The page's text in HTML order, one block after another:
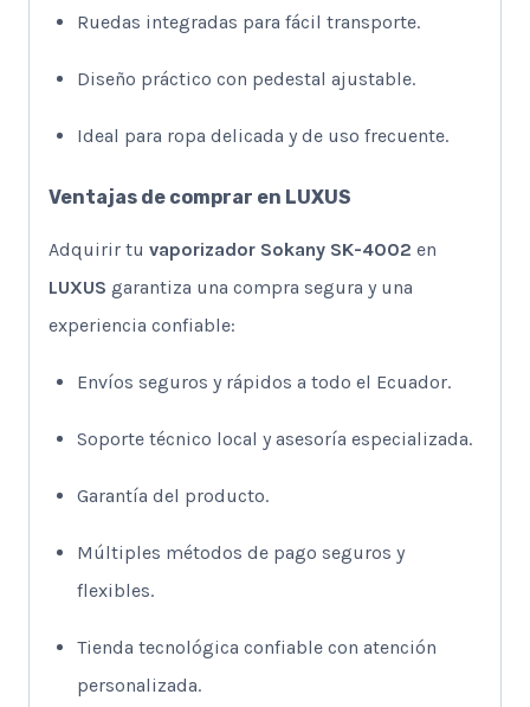
Ruedas integradas para fácil transporte.
Diseño práctico con pedestal ajustable.
Ideal para ropa delicada y de uso frecuente.
Ventajas de comprar en LUXUS
Adquirir tu vaporizador Sokany SK-4002 en
LUXUS garantiza una compra segura y una
experiencia confiable:
Envíos seguros y rápidos a todo el Ecuador.
Soporte técnico local y asesoría especializada.
Garantía del producto.
Múltiples métodos de pago seguros y
flexibles.
Tienda tecnológica confiable con atención
personalizada.